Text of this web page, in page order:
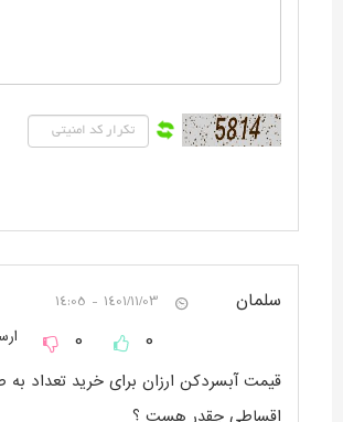
آبسردکن‌ها از لحاظ نوع طراحی و
آبسردکن‌ها به طور کلی به دو دسته‌ی آبسردکن رومیزی
تقسیم می‌شوند. آبسردکن رومیزی کوچکترین مدل
در محیط‌های کوچک و کم جا نظیر منازل، دفاتر،
مناسب هستند.
مدارس، دانشگاه‌ها، فروشگاه‌ها و ... مورد استفاده قرار
سلمان
0 0
قیمت آبسردکن ارزان برای خرید تعداد
اقساطی چقدر هست ؟